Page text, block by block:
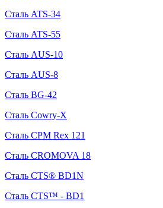
Сталь ATS-34
Сталь ATS-55
Сталь AUS-10
Сталь AUS-8
Сталь BG-42
Сталь Cowry-X
Сталь CPM Rex 121
Сталь CROMOVA 18
Сталь CTS® BD1N
Сталь CTS™ - BD1